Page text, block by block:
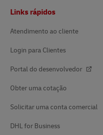
Links rápidos
Atendimento ao cliente
Login para Clientes
Portal do desenvolvedor
Obter uma cotação
Solicitar uma conta comercial
DHL for Business